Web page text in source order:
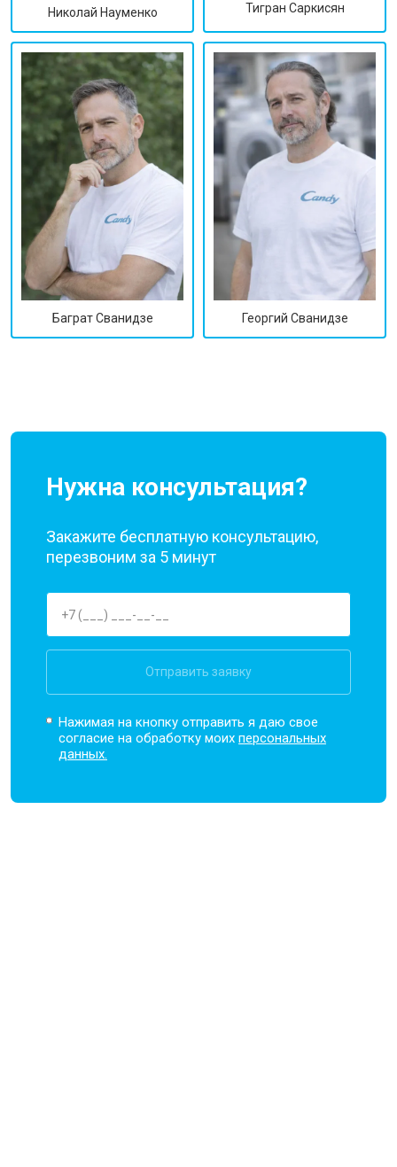
Николай Науменко Тигран Саркисян
Баграт Сванидзе Георгий Сванидзе
Нужна консультация?
Закажите бесплатную консультацию,
перезвоним за 5 минут
Отправить заявку
Нажимая на кнопку отправить я даю свое
согласие на обработку моихперсональных
данных.